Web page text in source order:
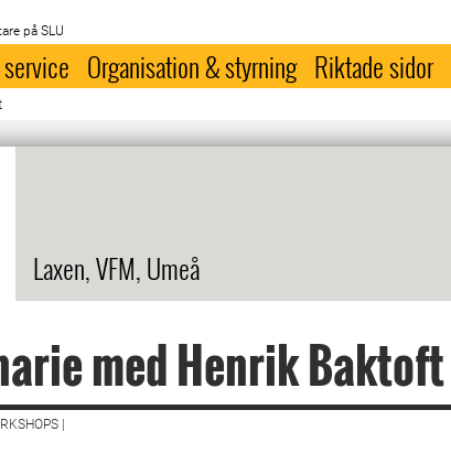
på SLU
Organisation & styrning Riktade sidor
Laxen, VFM, Umeå
med Henrik Baktoft
|